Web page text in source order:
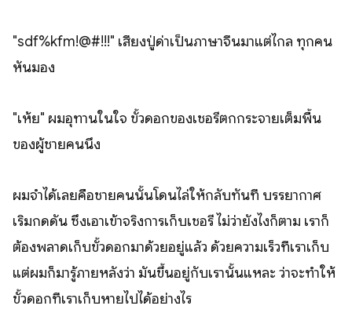
"sdf%kfm!@#!!!" เสียงปู่ด่าเป็นภาษาจีนมาแต่ไกล ทุกคน
หันมอง
"เห้ย" ผมอุทานในใจ ขั้วดอกของเชอรี่ตกกระจายเต็มพื้น
ของผู้ชายคนนึง
ผมจำได้เลยคือชายคนนั้นโดนไล่ให้กลับทันที บรรยากาศ
เริ่มกดดัน ซึ่งเอาเข้าจริงการเก็บเชอรี่ ไม่ว่ายังไงก็ตาม เราก็
ต้องพลาดเก็บขั้วดอกมาด้วยอยู่แล้ว ด้วยความเร็วที่เราเก็บ
แต่ผมก็มารู้ภายหลังว่า มันขึ้นอยู่กับเรานั้นแหละ ว่าจะทำให้
ขั้วดอกที่เราเก็บหายไปได้อย่างไร